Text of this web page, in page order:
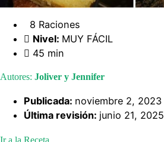
8 Raciones
Nivel: MUY FÁCIL
45 min
Autores: Joliver y Jennifer
Publicada: noviembre 2, 2023
Última revisión: junio 21, 2025